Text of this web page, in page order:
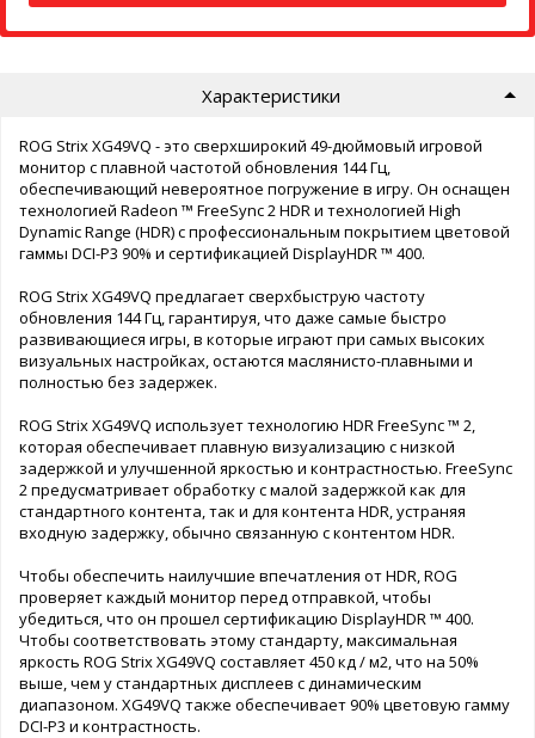
Характеристики
ROG Strix XG49VQ - это сверхширокий 49-дюймовый игровой
монитор с плавной частотой обновления 144 Гц,
обеспечивающий невероятное погружение в игру. Он оснащен
технологией Radeon ™ FreeSync 2 HDR и технологией High
Dynamic Range (HDR) с профессиональным покрытием цветовой
гаммы DCI-P3 90% и сертификацией DisplayHDR ™ 400.
ROG Strix XG49VQ предлагает сверхбыструю частоту
обновления 144 Гц, гарантируя, что даже самые быстро
развивающиеся игры, в которые играют при самых высоких
визуальных настройках, остаются маслянисто-плавными и
полностью без задержек.
ROG Strix XG49VQ использует технологию HDR FreeSync ™ 2,
которая обеспечивает плавную визуализацию с низкой
задержкой и улучшенной яркостью и контрастностью. FreeSync
2 предусматривает обработку с малой задержкой как для
стандартного контента, так и для контента HDR, устраняя
входную задержку, обычно связанную с контентом HDR.
Чтобы обеспечить наилучшие впечатления от HDR, ROG
проверяет каждый монитор перед отправкой, чтобы
убедиться, что он прошел сертификацию DisplayHDR ™ 400.
Чтобы соответствовать этому стандарту, максимальная
яркость ROG Strix XG49VQ составляет 450 кд / м2, что на 50%
выше, чем у стандартных дисплеев с динамическим
диапазоном. XG49VQ также обеспечивает 90% цветовую гамму
DCI-P3 и контрастность.